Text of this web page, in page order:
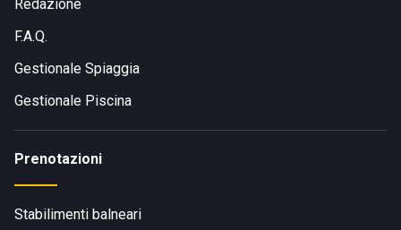
Redazione
F.A.Q.
Gestionale Spiaggia
Gestionale Piscina
Prenotazioni
Stabilimenti balneari